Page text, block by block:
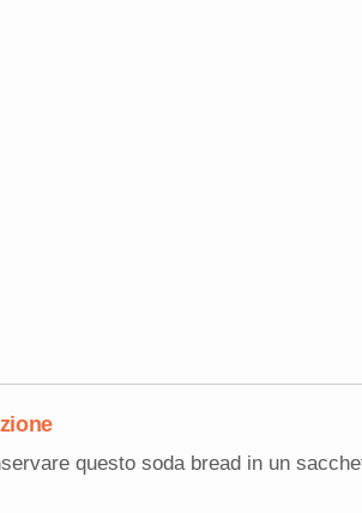
questo soda bread in un